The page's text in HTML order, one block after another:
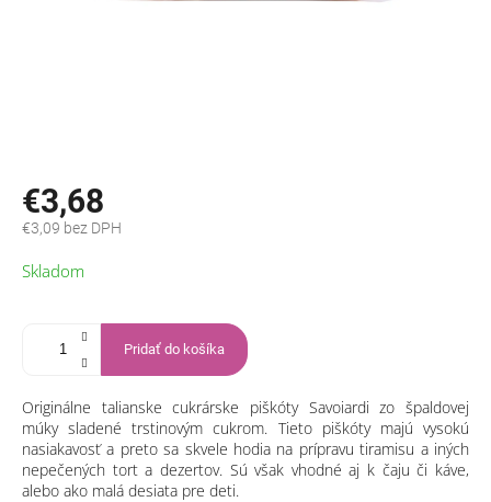
€3,68
€3,09 bez DPH
cena:
Skladom
Pridať do košíka
Originálne talianske cukrárske piškóty Savoiardi zo špaldovej
múky sladené trstinovým cukrom. Tieto piškóty majú vysokú
nasiakavosť a preto sa skvele hodia na prípravu tiramisu a iných
nepečených tort a dezertov. Sú však vhodné aj k čaju či káve,
alebo ako malá desiata pre deti.